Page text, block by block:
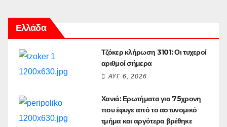
Ελλάδα
Τζόκερ κλήρωση 3101: Οι τυχεροί
αριθμοί σήμερα
ΑΥΓ 6, 2026
Χανιά: Ερωτήματα για 75χρονη
που έφυγε από το αστυνομικό
τμήμα και αργότερα βρέθηκε